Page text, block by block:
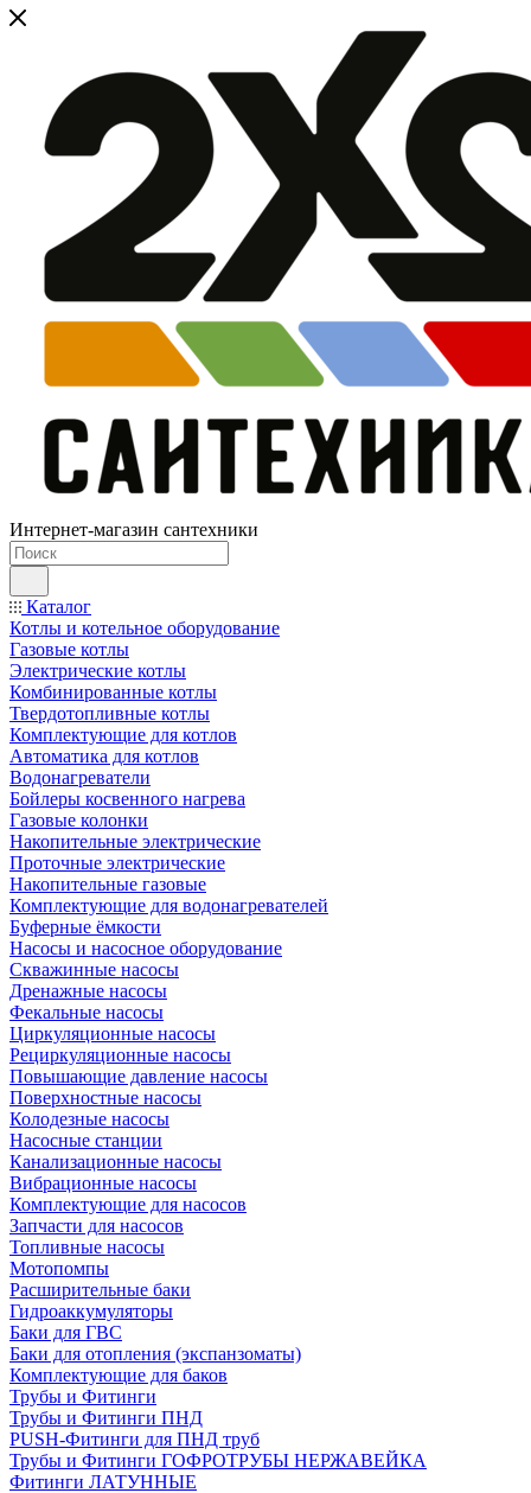
Интернет-магазин сантехники
Каталог
Котлы и котельное оборудование
Газовые котлы
Электрические котлы
Комбинированные котлы
Твердотопливные котлы
Комплектующие для котлов
Автоматика для котлов
Водонагреватели
Бойлеры косвенного нагрева
Газовые колонки
Накопительные электрические
Проточные электрические
Накопительные газовые
Комплектующие для водонагревателей
Буферные ёмкости
Насосы и насосное оборудование
Скважинные насосы
Дренажные насосы
Фекальные насосы
Циркуляционные насосы
Рециркуляционные насосы
Повышающие давление насосы
Поверхностные насосы
Колодезные насосы
Насосные станции
Канализационные насосы
Вибрационные насосы
Комплектующие для насосов
Запчасти для насосов
Топливные насосы
Мотопомпы
Расширительные баки
Гидроаккумуляторы
Баки для ГВС
Баки для отопления (экспанзоматы)
Комплектующие для баков
Трубы и Фитинги
Трубы и Фитинги ПНД
PUSH-Фитинги для ПНД труб
Трубы и Фитинги ГОФРОТРУБЫ НЕРЖАВЕЙКА
Фитинги ЛАТУННЫЕ